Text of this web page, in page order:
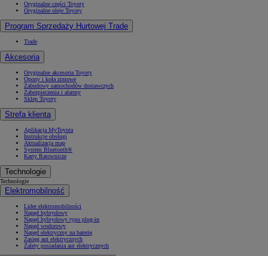
Oryginalne części Toyoty
Oryginalne oleje Toyoty
Program Sprzedaży Hurtowej Trade
Trade
Akcesoria
Oryginalne akcesoria Toyoty
Opony i koła zimowe
Zabudowy samochodów dostawczych
Zabezpieczenia i alarmy
Sklep Toyoty
Strefa klienta
Aplikacja MyToyota
Instrukcje obsługi
Aktualizacja map
System Bluetooth®
Karty Ratownicze
Technologie
Technologie
Elektromobilność
Lider elektromobilności
Napęd hybrydowy
Napęd hybrydowy typu plug-in
Napęd wodorowy
Napęd elektryczny na baterię
Zasięg aut elektrycznych
Zalety posiadania aut elektrycznych